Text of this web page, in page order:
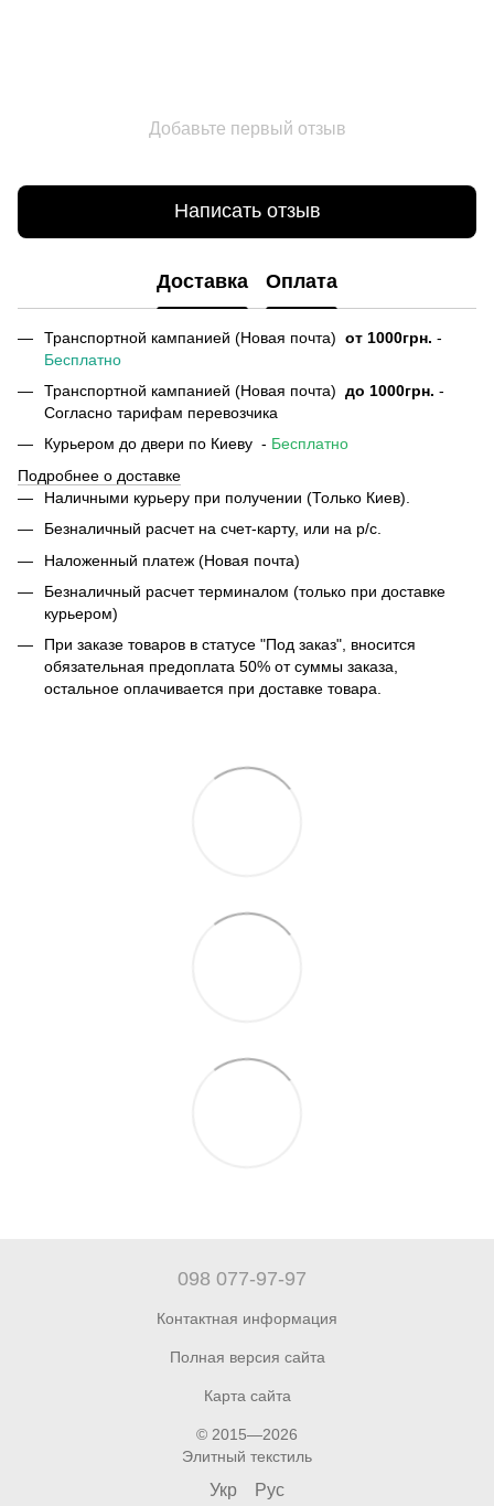
Добавьте первый отзыв
Написать отзыв
Доставка Оплата
Транспортной кампанией (Новая почта) от 1000грн. -
Бесплатно
Транспортной кампанией (Новая почта) до 1000грн. -
Согласно тарифам перевозчика
Курьером до двери по Киеву - Бесплатно
Подробнее о доставке
Наличными курьеру при получении (Только Киев).
Безналичный расчет на счет-карту, или на р/с.
Наложенный платеж (Новая почта)
Безналичный расчет терминалом (только при доставке
курьером)
При заказе товаров в статусе "Под заказ", вносится
обязательная предоплата 50% от суммы заказа,
остальное оплачивается при доставке товара.
098 077-97-97
Контактная информация
Полная версия сайта
Карта сайта
© 2015—2026
Элитный текстиль
Укр Рус